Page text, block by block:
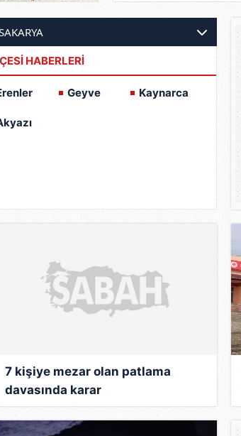
HABERLERİ
Geyve Kaynarca
7 kişiye mezar olan patlama
davasında karar